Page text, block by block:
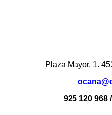
Plaza Mayor, 1.
925 120 968